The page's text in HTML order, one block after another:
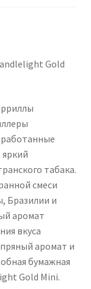
Gold
табака.
смеси
Бразилии и
аромат
вкуса
аромат и
бумажная
Gold Mini.